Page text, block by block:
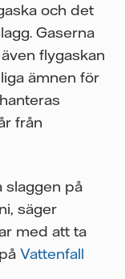
och det
Gaserna
flygaskan
ämnen för
från
slaggen på
säger
med att ta
Vattenfall